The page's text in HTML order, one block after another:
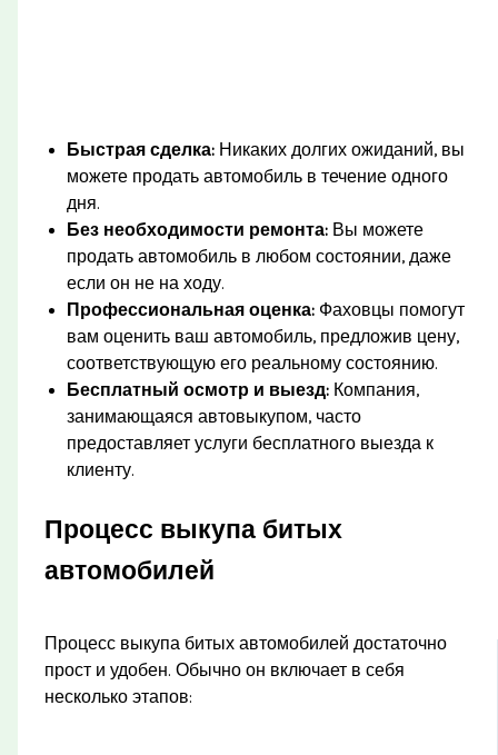
Быстрая сделка: Никаких долгих ожиданий, вы
можете продать автомобиль в течение одного
дня.
Без необходимости ремонта: Вы можете
продать автомобиль в любом состоянии, даже
если он не на ходу.
Профессиональная оценка: Фаховцы помогут
вам оценить ваш автомобиль, предложив цену,
соответствующую его реальному состоянию.
Бесплатный осмотр и выезд: Компания,
занимающаяся автовыкупом, часто
предоставляет услуги бесплатного выезда к
клиенту.
Процесс выкупа битых
автомобилей
Процесс выкупа битых автомобилей достаточно
прост и удобен. Обычно он включает в себя
несколько этапов: